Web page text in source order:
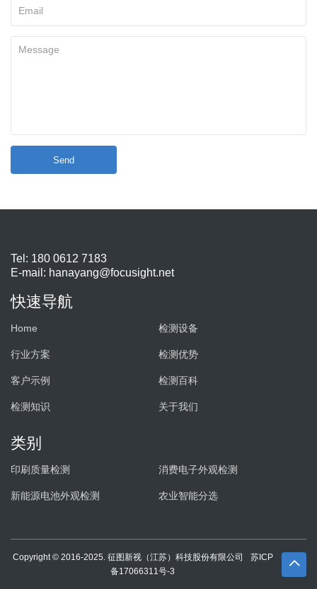
Send
Tel: 180 0612 7183
E-mail: hanayang@focusight.net
快速导航
Home 检测设备
行业方案 检测优势
客户示例 检测百科
检测知识 关于我们
类别
印刷质量检测 消费电子外观检测
新能源电池外观检测 农业智能分选
Copyright © 2016-2025. 征图新视（江苏）科技股份有限公司
苏ICP
备17066311号-3